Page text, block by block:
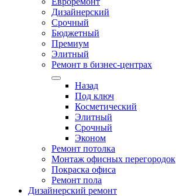
Дизайнерский
Срочный
Бюджетный
Премиум
Элитный
Ремонт в бизнес-центрах
Назад
Под ключ
Косметический
Элитный
Срочный
Эконом
Ремонт потолка
Монтаж офисных перегородок
Покраска офиса
Ремонт пола
Дизайнерский ремонт